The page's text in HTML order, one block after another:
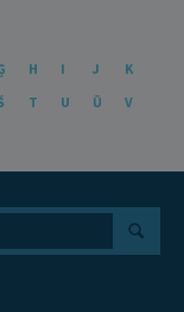
H I J
K
T U Ū
V